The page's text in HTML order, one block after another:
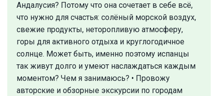
Андалусия? Потому что она сочетает в себе всё,
что нужно для счастья: солёный морской воздух,
свежие продукты, неторопливую атмосферу,
горы для активного отдыха и круглогодичное
солнце. Может быть, именно поэтому испанцы
так живут долго и умеют наслаждаться каждым
моментом? Чем я занимаюсь? • Провожу
авторские и обзорные экскурсии по городам